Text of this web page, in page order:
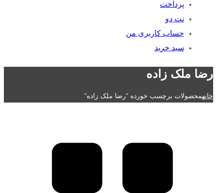
پرداخت
نت دو
حساب کاربری من
سبد خرید
رضا ملک زاده
خانهمحصولات برچسب خورده “رضا ملک زاده”